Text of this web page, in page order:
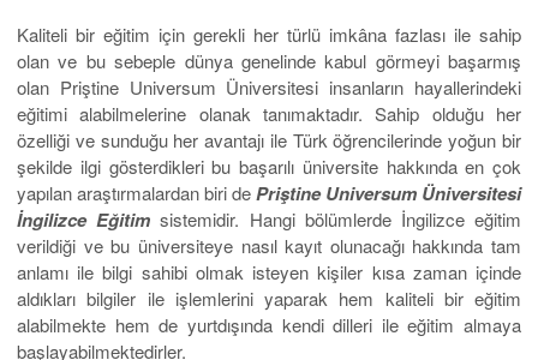
Kaliteli bir eğitim için gerekli her türlü imkâna fazlası ile sahip
olan ve bu sebeple dünya genelinde kabul görmeyi başarmış
olan Priştine Universum Üniversitesi insanların hayallerindeki
eğitimi alabilmelerine olanak tanımaktadır. Sahip olduğu her
özelliği ve sunduğu her avantajı ile Türk öğrencilerinde yoğun bir
şekilde ilgi gösterdikleri bu başarılı üniversite hakkında en çok
yapılan araştırmalardan biri dePriştine Universum Üniversitesi
İngilizce Eğitimsistemidir. Hangi bölümlerde İngilizce eğitim
verildiği ve bu üniversiteye nasıl kayıt olunacağı hakkında tam
anlamı ile bilgi sahibi olmak isteyen kişiler kısa zaman içinde
aldıkları bilgiler ile işlemlerini yaparak hem kaliteli bir eğitim
alabilmekte hem de yurtdışında kendi dilleri ile eğitim almaya
başlayabilmektedirler.